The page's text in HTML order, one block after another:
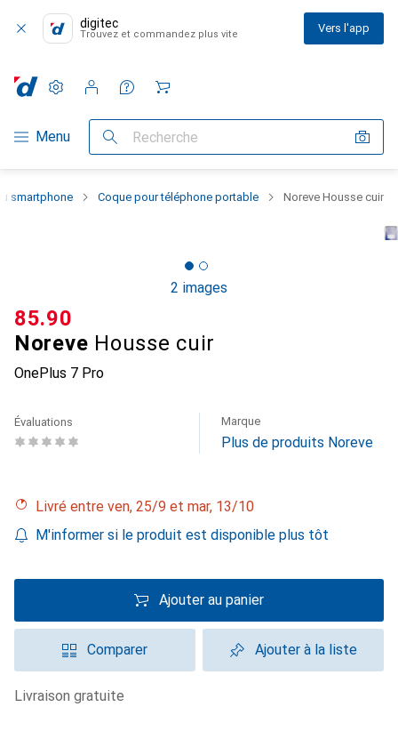
digitec
Trouvez et commandez plus vite Vers l'app
Navigation par catégorie
Menu Recherche
Paramètres
Compte client
Listes de comparaison
Listes d'envies
Panier
smartphone Coque pour téléphone portable Noreve Housse cuir
2 images
Noreve Housse cuir
OnePlus 7 Pro
CHF
85.90
Évaluations Marque
Plus de produits Noreve
Livré entre ven, 25/9 et mar, 13/10
M'informer si le produit est disponible plus tôt
Ajouter au panier
Comparer Ajouter à la liste
livraison gratuite